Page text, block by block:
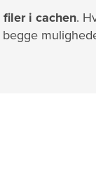
i cachen.